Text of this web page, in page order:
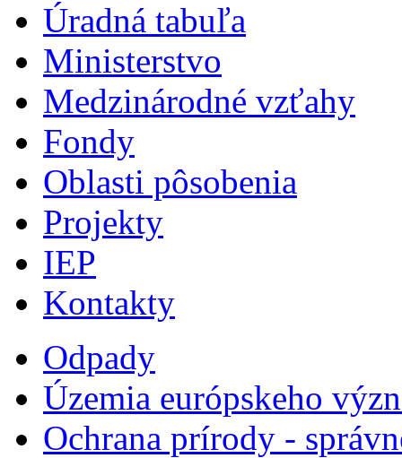
Úradná tabuľa
Ministerstvo
Medzinárodné vzťahy
Fondy
Oblasti pôsobenia
Projekty
IEP
Kontakty
Odpady
Územia európskeho
Ochrana prírody -